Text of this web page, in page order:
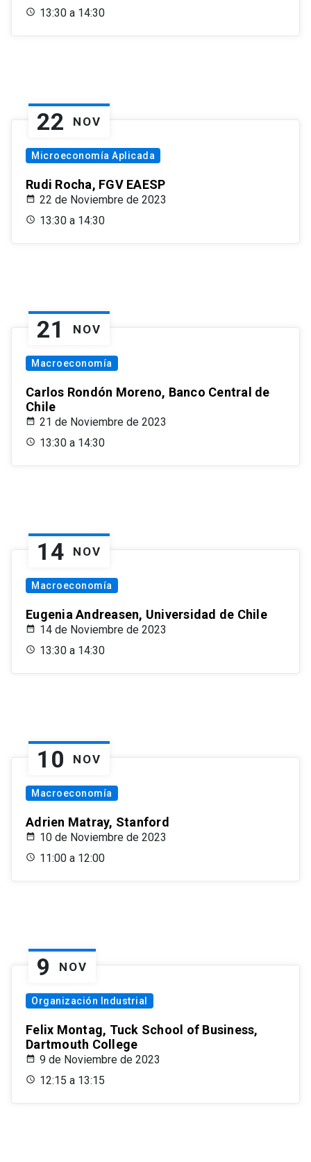
13:30 a 14:30
22 NOV
Microeconomía Aplicada
Rudi Rocha, FGV EAESP
22 de Noviembre de 2023
13:30 a 14:30
21 NOV
Macroeconomía
Carlos Rondón Moreno, Banco Central de
Chile
21 de Noviembre de 2023
13:30 a 14:30
14 NOV
Macroeconomía
Eugenia Andreasen, Universidad de Chile
14 de Noviembre de 2023
13:30 a 14:30
10 NOV
Macroeconomía
Adrien Matray, Stanford
10 de Noviembre de 2023
11:00 a 12:00
9 NOV
Organización Industrial
Felix Montag, Tuck School of Business,
Dartmouth College
9 de Noviembre de 2023
12:15 a 13:15